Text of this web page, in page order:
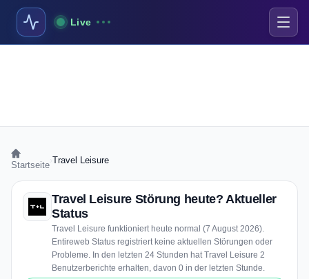
Live
Startseite Travel Leisure
Travel Leisure Störung heute? Aktueller
Status
Travel Leisure funktioniert heute normal (7 August 2026).
Entireweb Status registriert keine aktuellen Störungen oder
Probleme. In den letzten 24 Stunden hat Travel Leisure 2
Benutzerberichte erhalten, davon 0 in der letzten Stunde.